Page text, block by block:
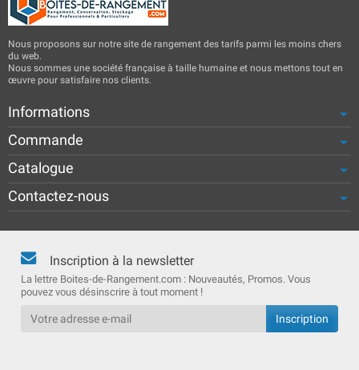
Nous proposons sur notre site de rangement des tarifs parmi les moins chers
du web.
Nous sommes une société française à taille humaine et nous mettons tout en
œuvre pour satisfaire nos clients.
Informations
Commande
Catalogue
Contactez-nous
Inscription à la newsletter
La lettre Boites-de-Rangement.com : Nouveautés, Promos. Vous
pouvez vous désinscrire à tout moment !